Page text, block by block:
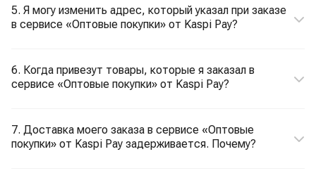
5. Я могу изменить адрес, который указал при заказе
в сервисе «Оптовые покупки» от Kaspi Pay?
6. Когда привезут товары, которые я заказал в
сервисе «Оптовые покупки» от Kaspi Pay?
7. Доставка моего заказа в сервисе «Оптовые
покупки» от Kaspi Pay задерживается. Почему?